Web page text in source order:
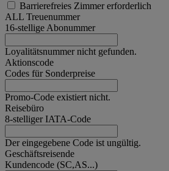
Barrierefreies Zimmer erforderlich
ALL Treuenummer
16-stellige Abonummer
Loyalitätsnummer nicht gefunden.
Aktionscode
Codes für Sonderpreise
Promo-Code existiert nicht.
Reisebüro
8-stelliger IATA-Code
Der eingegebene Code ist ungültig.
Geschäftsreisende
Kundencode (SC,AS...)